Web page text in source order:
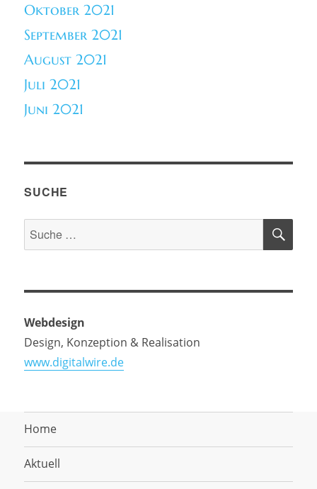
Oktober 2021
September 2021
August 2021
Juli 2021
Juni 2021
SUCHE
Suche
nach:
Webdesign
Design, Konzeption & Realisation
www.digitalwire.de
Home
Aktuell